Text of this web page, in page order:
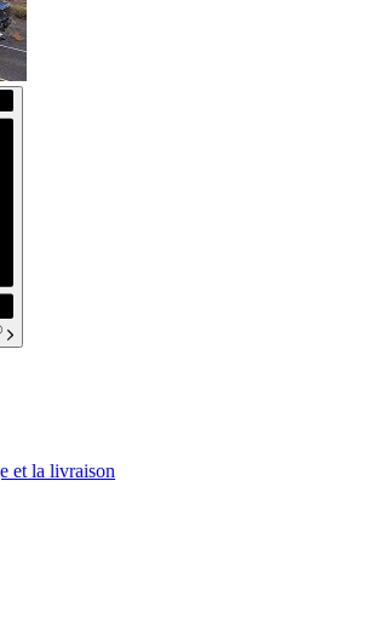
et la livraison